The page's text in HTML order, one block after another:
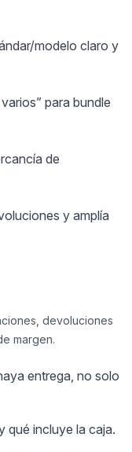
modelo claro y
para bundle
de
y amplía
devoluciones
margen.
entrega, no solo
qué incluye la caja.